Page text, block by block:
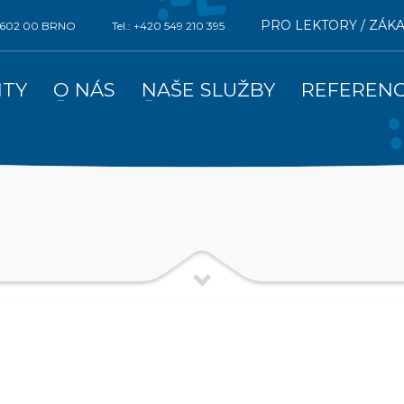
00 BRNO Tel.: +420 549 210 395 PRO LEKTORY /
O NÁS NAŠE SLUŽBY